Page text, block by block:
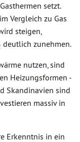
setzt.
Vergleich zu Gas
steigen,
deutlich zunehmen.
nutzen, sind
Heizungsformen -
Skandinavien sind
massiv in
Erkenntnis in ein